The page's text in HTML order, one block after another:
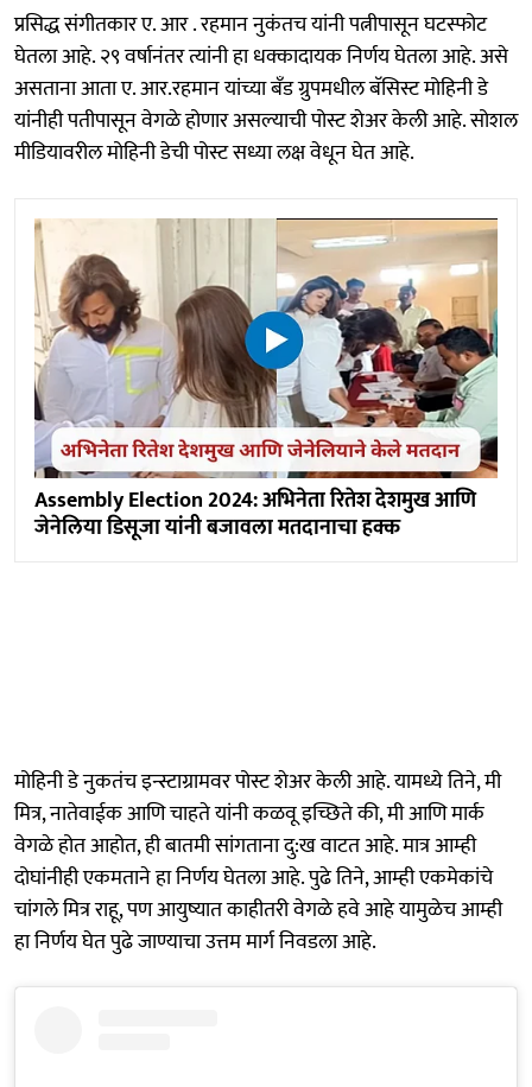
प्रसिद्ध संगीतकार ए. आर . रहमान नुकंतच यांनी पत्नीपासून घटस्फोट
घेतला आहे. २९ वर्षानंतर त्यांनी हा धक्कादायक निर्णय घेतला आहे. असे
असताना आता ए. आर.रहमान यांच्या बँड ग्रुपमधील बॅसिस्ट मोहिनी डे
यांनीही पतीपासून वेगळे होणार असल्याची पोस्ट शेअर केली आहे. सोशल
मीडियावरील मोहिनी डेची पोस्ट सध्या लक्ष वेधून घेत आहे.
Assembly Election 2024: अभिनेता रितेश देशमुख आणि
जेनेलिया डिसूजा यांनी बजावला मतदानाचा हक्क
मोहिनी डे नुकतंच इन्स्टाग्रामवर पोस्ट शेअर केली आहे. यामध्ये तिने, मी
मित्र, नातेवाईक आणि चाहते यांनी कळवू इच्छिते की, मी आणि मार्क
वेगळे होत आहोत, ही बातमी सांगताना दु:ख वाटत आहे. मात्र आम्ही
दोघांनीही एकमताने हा निर्णय घेतला आहे. पुढे तिने, आम्ही एकमेकांचे
चांगले मित्र राहू, पण आयुष्यात काहीतरी वेगळे हवे आहे यामुळेच आम्ही
हा निर्णय घेत पुढे जाण्याचा उत्तम मार्ग निवडला आहे.